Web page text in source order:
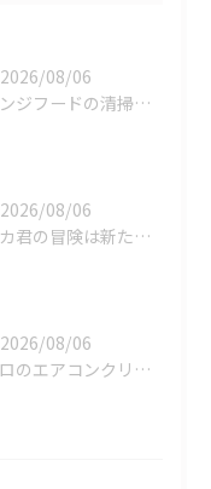
2026/08/06
レンジフードの清掃、忘れていませんか？
2026/08/06
モカ君の冒険は新たな幕を開けました。
2026/08/06
プロのエアコンクリーニングは、店舗やオフィスにおいて多くのメ...